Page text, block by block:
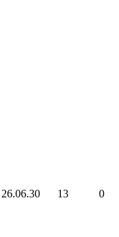
26.06.30 13 0